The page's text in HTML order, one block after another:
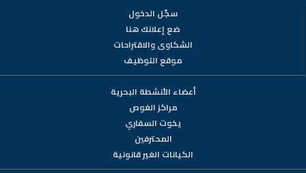
سجّل الدخول
ضع إعلانك هنا
الشكاوى والاقتراحات
موقع التوظيف
أعضاء الأنشطة البحرية
مراكز الغوص
يخوت السفاري
المحترفين
الكيانات الغير قانونية